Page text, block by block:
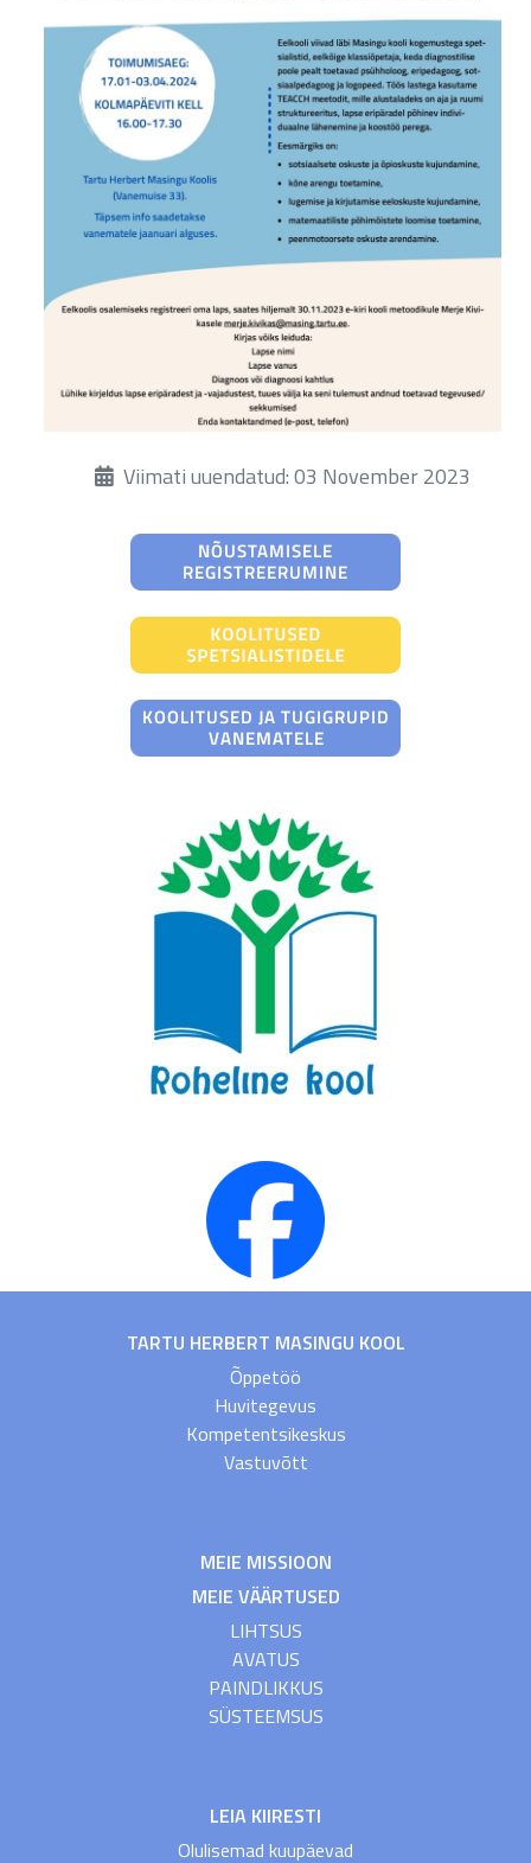
ÜksikasjadViimati uuendatud: 03 November 2023
TARTU HERBERT MASINGU KOOL
Õppetöö
Huvitegevus
Kompetentsikeskus
Vastuvõtt
MEIE MISSIOON
MEIE VÄÄRTUSED
LIHTSUS
AVATUS
PAINDLIKKUS
SÜSTEEMSUS
LEIA KIIRESTI
Olulisemad kuupäevad